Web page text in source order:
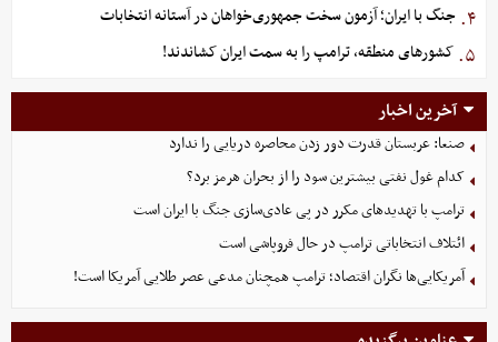
۴. جنگ با ایران؛ آزمون سخت جمهوری‌خواهان در آستانه انتخابات
۵. کشورهای منطقه، ترامپ را به سمت ایران کشاندند!
آخرین اخبار
صنعا: عربستان قدرت دور زدن محاصره دریایی را ندارد
کدام غول نفتی بیشترین سود را از بحران هرمز برد؟
ترامپ با تهدیدهای مکرر در پی عادی‌سازی جنگ با ایران است
ائتلاف انتخاباتی ترامپ در حال فروپاشی است
آمریکایی‌ها نگران اقتصاد؛ ترامپ همچنان مدعی عصر طلایی آمریکا است!